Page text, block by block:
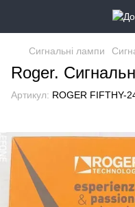
Сигнальні лампи
Roger.
Артикул: ROGER FIFTHY-